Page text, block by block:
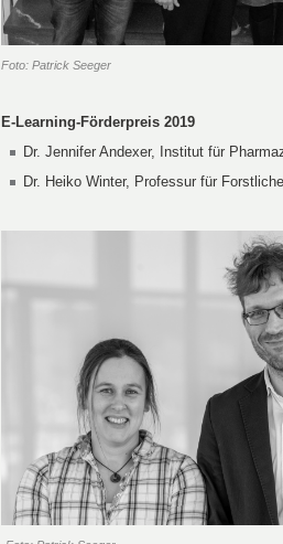
Foto: Patrick Seeger
E-Learning-Förderpreis 2019
Dr. Jennifer Andexer, Institut für
Dr. Heiko Winter, Professur für